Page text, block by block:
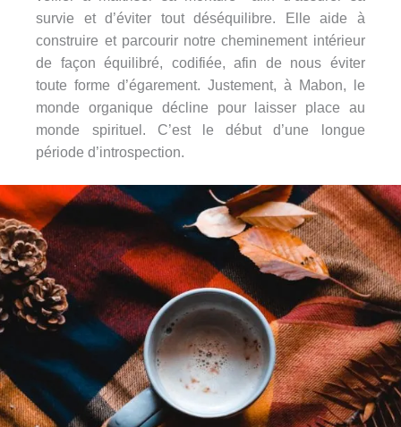
survie et d’éviter tout déséquilibre. Elle aide à
construire et parcourir notre cheminement intérieur
de façon équilibré, codifiée, afin de nous éviter
toute forme d’égarement. Justement, à Mabon, le
monde organique décline pour laisser place au
monde spirituel. C’est le début d’une longue
période d’introspection.